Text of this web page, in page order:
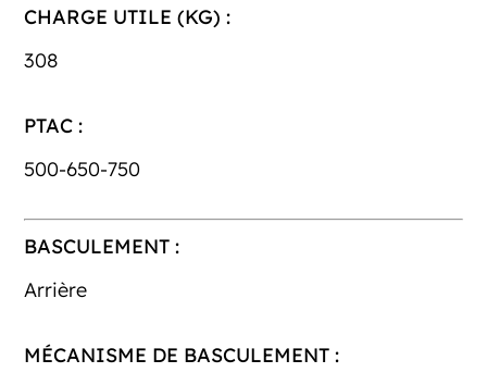
CHARGE UTILE (KG) :
308
PTAC :
500-650-750
BASCULEMENT :
Arrière
MÉCANISME DE BASCULEMENT :